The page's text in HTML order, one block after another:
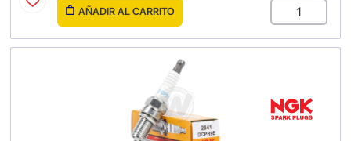
AÑADIR AL CARRITO